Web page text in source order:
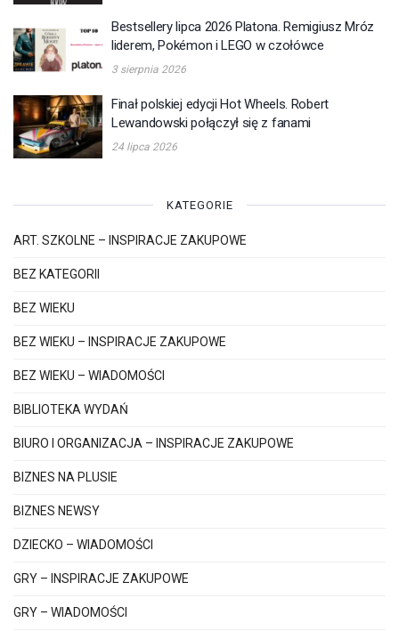
Bestsellery lipca 2026 Platona. Remigiusz Mróz
liderem, Pokémon i LEGO w czołówce
3 sierpnia 2026
Finał polskiej edycji Hot Wheels. Robert
Lewandowski połączył się z fanami
24 lipca 2026
KATEGORIE
ART. SZKOLNE – INSPIRACJE ZAKUPOWE
BEZ KATEGORII
BEZ WIEKU
BEZ WIEKU – INSPIRACJE ZAKUPOWE
BEZ WIEKU – WIADOMOŚCI
BIBLIOTEKA WYDAŃ
BIURO I ORGANIZACJA – INSPIRACJE ZAKUPOWE
BIZNES NA PLUSIE
BIZNES NEWSY
DZIECKO – WIADOMOŚCI
GRY – INSPIRACJE ZAKUPOWE
GRY – WIADOMOŚCI